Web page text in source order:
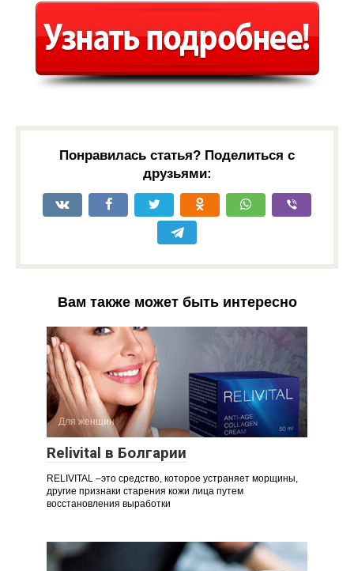
Понравилась статья? Поделиться с
друзьями:
Вам также может быть интересно
Для женщин
Relivital в Болгарии
RELIVITAL –это средство, которое устраняет морщины,
другие признаки старения кожи лица путем
восстановления выработки